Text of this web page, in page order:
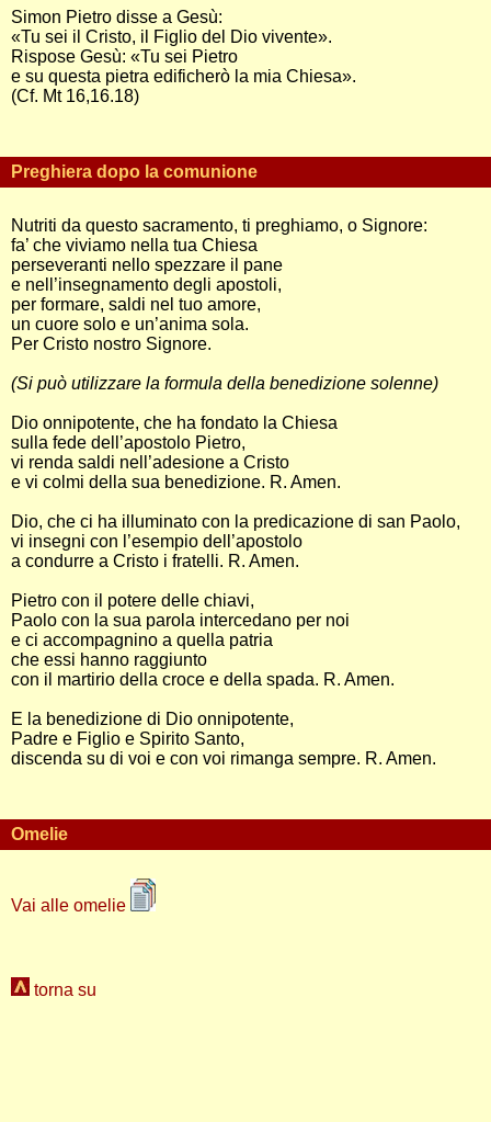
Simon Pietro disse a Gesù:
«Tu sei il Cristo, il Figlio del Dio vivente».
Rispose Gesù: «Tu sei Pietro
e su questa pietra edificherò la mia Chiesa».
(Cf. Mt 16,16.18)
Preghiera dopo la comunione
Nutriti da questo sacramento, ti preghiamo, o Signore:
fa’ che viviamo nella tua Chiesa
perseveranti nello spezzare il pane
e nell’insegnamento degli apostoli,
per formare, saldi nel tuo amore,
un cuore solo e un’anima sola.
Per Cristo nostro Signore.
(Si può utilizzare la formula della benedizione solenne)
Dio onnipotente, che ha fondato la Chiesa
sulla fede dell’apostolo Pietro,
vi renda saldi nell’adesione a Cristo
e vi colmi della sua benedizione. R. Amen.
Dio, che ci ha illuminato con la predicazione di san Paolo,
vi insegni con l’esempio dell’apostolo
a condurre a Cristo i fratelli. R. Amen.
Pietro con il potere delle chiavi,
Paolo con la sua parola intercedano per noi
e ci accompagnino a quella patria
che essi hanno raggiunto
con il martirio della croce e della spada. R. Amen.
E la benedizione di Dio onnipotente,
Padre e Figlio e Spirito Santo,
discenda su di voi e con voi rimanga sempre. R. Amen.
Omelie
Vai alle omelie
torna su